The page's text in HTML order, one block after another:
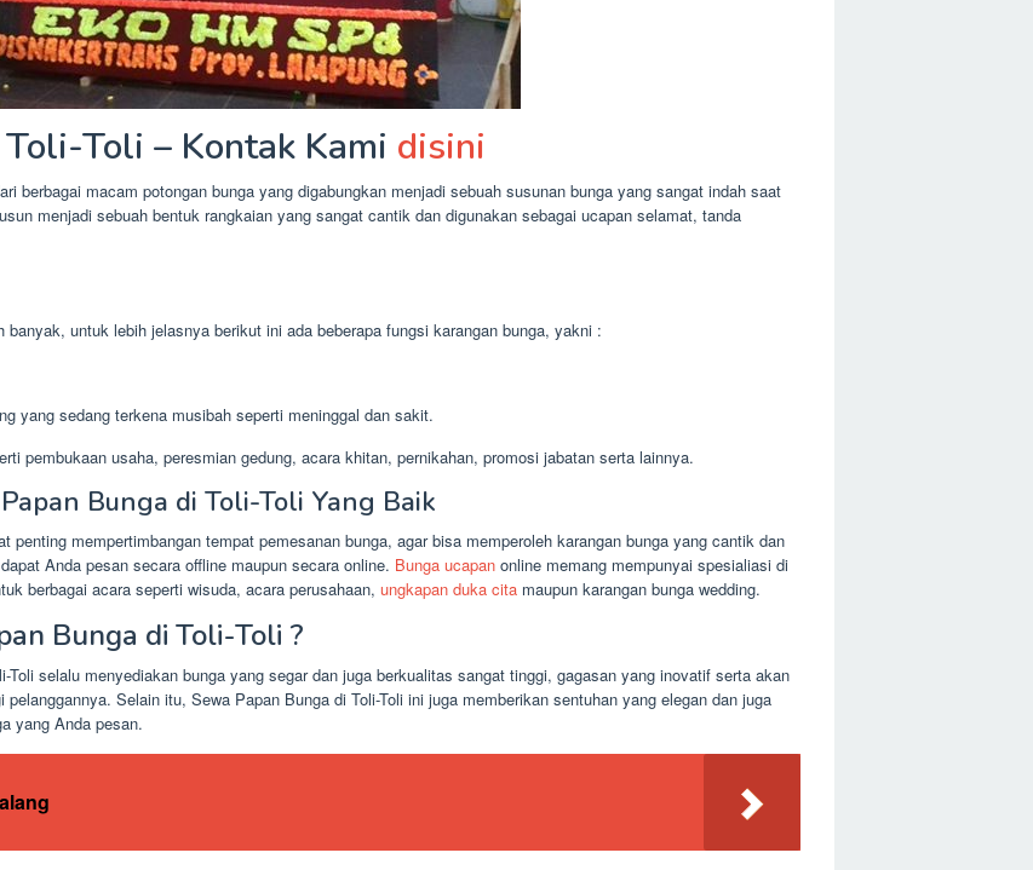
Toli – Kontak Kami disini
berbagai macam potongan bunga yang digabungkan menjadi sebuah susunan bunga yang sangat indah saat
menjadi sebuah bentuk rangkaian yang sangat cantik dan digunakan sebagai ucapan selamat, tanda
untuk lebih jelasnya berikut ini ada beberapa fungsi karangan bunga, yakni :
yang sedang terkena musibah seperti meninggal dan sakit.
pembukaan usaha, peresmian gedung, acara khitan, pernikahan, promosi jabatan serta lainnya.
Bunga di Toli-Toli Yang Baik
penting mempertimbangan tempat pemesanan bunga, agar bisa memperoleh karangan bunga yang cantik dan
Anda pesan secara offline maupun secara online. Bunga ucapan online memang mempunyai spesialiasi di
berbagai acara seperti wisuda, acara perusahaan, ungkapan duka cita maupun karangan bunga wedding.
Bunga di Toli-Toli ?
selalu menyediakan bunga yang segar dan juga berkualitas sangat tinggi, gagasan yang inovatif serta akan
Selain itu, Sewa Papan Bunga di Toli-Toli ini juga memberikan sentuhan yang elegan dan juga
yang Anda pesan.